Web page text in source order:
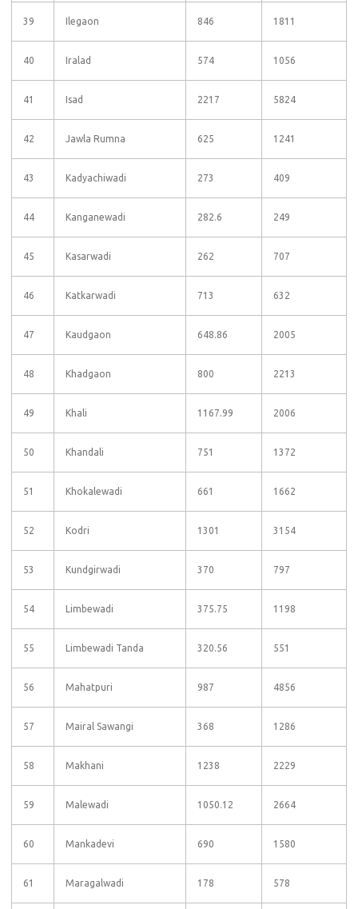
39 Ilegaon 846 1811
40 Iralad 574 1056
41 Isad 2217 5824
42 Jawla Rumna 625 1241
43 Kadyachiwadi 273 409
44 Kanganewadi 282.6 249
45 Kasarwadi 262 707
46 Katkarwadi 713 632
47 Kaudgaon 648.86 2005
48 Khadgaon 800 2213
49 Khali 1167.99 2006
50 Khandali 751 1372
51 Khokalewadi 661 1662
52 Kodri 1301 3154
53 Kundgirwadi 370 797
54 Limbewadi 375.75 1198
55 Limbewadi Tanda 320.56 551
56 Mahatpuri 987 4856
57 Mairal Sawangi 368 1286
58 Makhani 1238 2229
59 Malewadi 1050.12 2664
60 Mankadevi 690 1580
61 Maragalwadi 178 578